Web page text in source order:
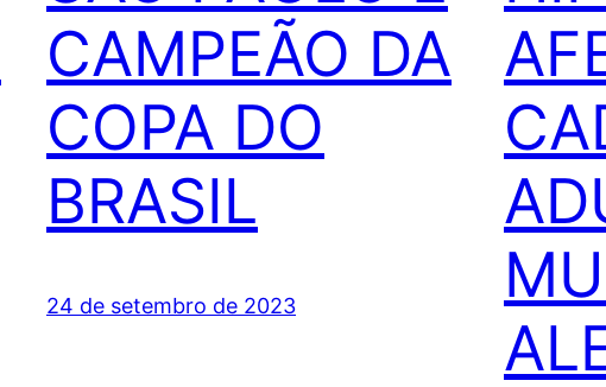
CAMPEÃO DA
COPA DO
BRASIL
24 de setembro de 2023